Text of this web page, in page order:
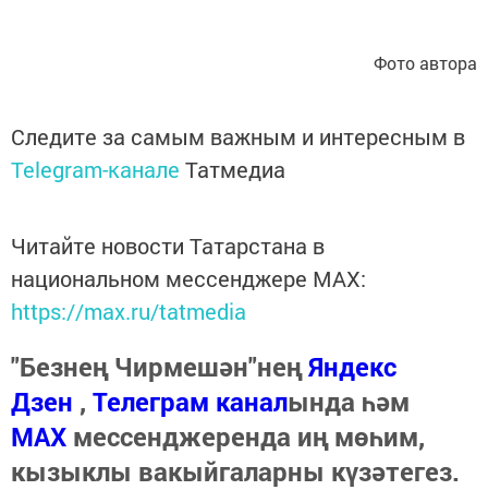
Фото автора
Следите за самым важным и интересным в
Telegram-канале Татмедиа
Читайте новости Татарстана в
национальном мессенджере MАХ:
https://max.ru/tatmedia
"Безнең Чирмешән"неңЯндекс
Дзен , Телеграм каналында һәм
МАХ мессенджеренда иң мөһим,
кызыклы вакыйгаларны күзәтегез.